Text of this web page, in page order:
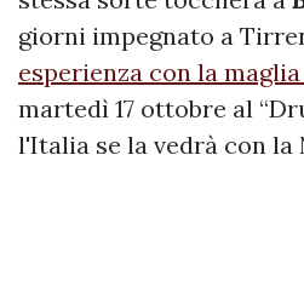
giorni impegnato a
esperienza con la
martedì 17 ottobre al
l'Italia se la vedrà con la